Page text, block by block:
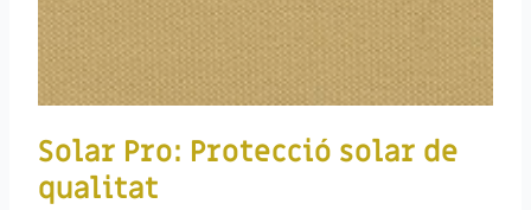
Solar Pro: Protecció solar de
qualitat